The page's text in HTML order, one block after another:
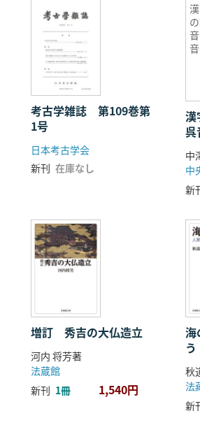
考古学雑誌 第109巻第
1号
日本考古学会
新刊 在庫なし
漢
呉
い
中
中
新
増訂 秀吉の大仏造立
河内 将芳著
法蔵館
新刊 1冊 1,540円
海
う
秋
法
新